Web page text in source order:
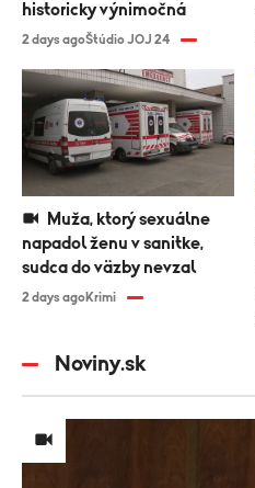
historicky výnimočná
2 days agoŠtúdio JOJ 24
napadol ženu v sanitke,
sudca do väzby nevzal
2 days agoKrimi
Noviny.sk